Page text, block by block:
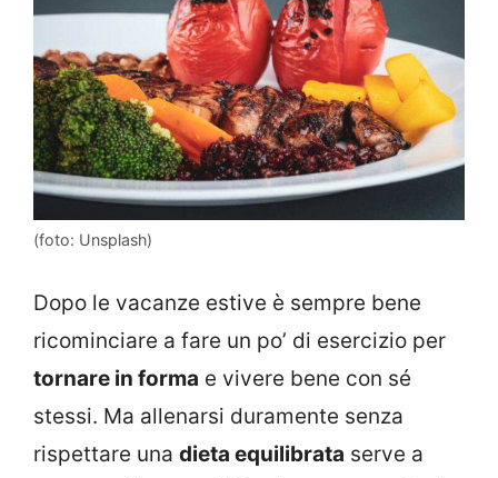
(foto: Unsplash)
Dopo le vacanze estive è sempre bene
ricominciare a fare un po’ di esercizio per
tornare in forma e vivere bene con sé
stessi. Ma allenarsi duramente senza
rispettare una dieta equilibrata serve a